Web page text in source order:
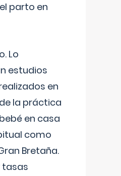
parto en
Lo
estudios
en
la práctica
en casa
como
Bretaña.
tasas